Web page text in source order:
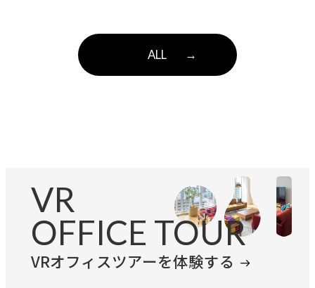
学と「余白」を体現したASITAKAのリブラン
ALL →
VR
OFFICE TOUR
VRオフィスツアーを体験する